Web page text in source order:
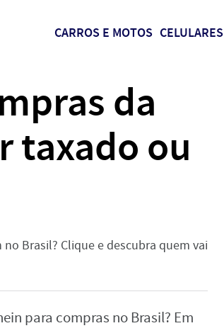
CARROS E MOTOS CELULARES
da
taxado ou
Brasil? Clique e descubra quem vai
para compras no Brasil? Em